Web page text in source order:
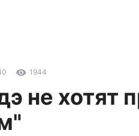
1944
не хотят